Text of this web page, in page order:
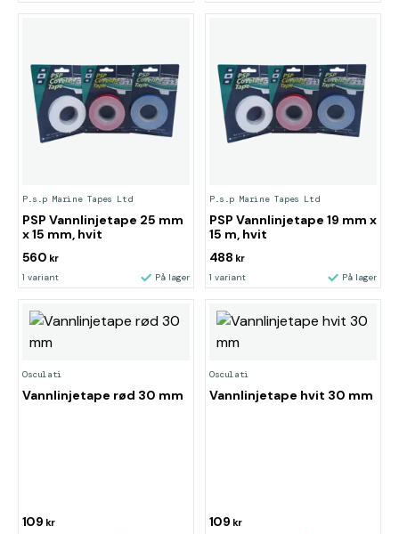
P.s.p Marine Tapes Ltd
PSP Vannlinjetape 25 mm
x 15 mm, hvit
560 kr
1 variant På lager
P.s.p Marine Tapes Ltd
PSP Vannlinjetape 19 mm x
15 m, hvit
488 kr
1 variant På lager
Osculati
Vannlinjetape rød 30 mm
109 kr
Osculati
Vannlinjetape hvit 30 mm
109 kr